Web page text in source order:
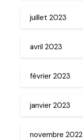
juillet 2023
avril 2023
février 2023
janvier 2023
novembre 2022